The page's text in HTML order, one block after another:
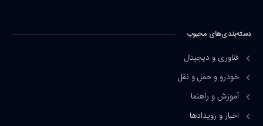
دسته‌بندی‌های محبوب
فناوری و دیجیتال
خودرو و حمل و نقل
آموزش و راهنما
اخبار و رویدادها